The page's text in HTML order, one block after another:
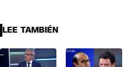
LEE TAMBIÉN